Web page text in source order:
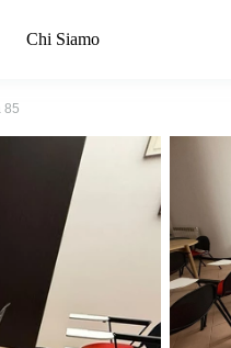
Chi Siamo
85